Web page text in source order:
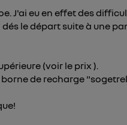
J'ai eu en effet des
le départ suite à une
(voir le prix ).
de recharge